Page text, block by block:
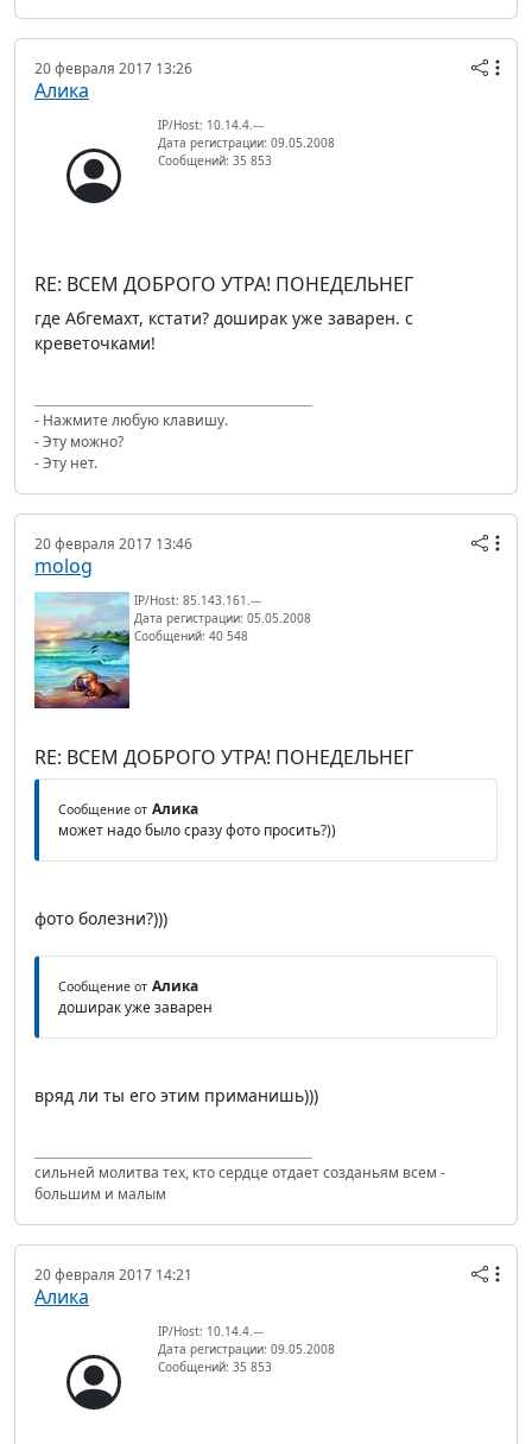
20 февраля 2017 13:26
Алика
IP/Host: 10.14.4.---
Дата регистрации: 09.05.2008
Сообщений: 35 853
RE: ВСЕМ ДОБРОГО УТРА! ПОНЕДЕЛЬНЕГ
где Абгемахт, кстати? доширак уже заварен. с
креветочками!
- Нажмите любую клавишу.
- Эту можно?
- Эту нет.
20 февраля 2017 13:46
molog
IP/Host: 85.143.161.---
Дата регистрации: 05.05.2008
Сообщений: 40 548
RE: ВСЕМ ДОБРОГО УТРА! ПОНЕДЕЛЬНЕГ
Сообщение от Алика
может надо было сразу фото просить?))
фото болезни?)))
Сообщение от Алика
доширак уже заварен
вряд ли ты его этим приманишь)))
сильней молитва тех, кто сердце отдает созданьям всем -
большим и малым
20 февраля 2017 14:21
Алика
IP/Host: 10.14.4.---
Дата регистрации: 09.05.2008
Сообщений: 35 853